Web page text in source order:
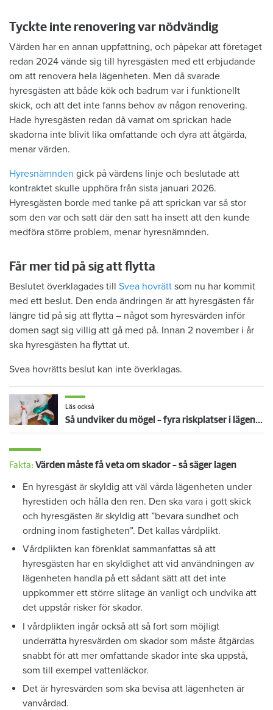
Tyckte inte renovering var nödvändig
Värden har en annan uppfattning, och påpekar att företaget
redan 2024 vände sig till hyresgästen med ett erbjudande
om att renovera hela lägenheten. Men då svarade
hyresgästen att både kök och badrum var i funktionellt
skick, och att det inte fanns behov av någon renovering.
Hade hyresgästen redan då varnat om sprickan hade
skadorna inte blivit lika omfattande och dyra att åtgärda,
menar värden.
Hyresnämnden gick på värdens linje och beslutade att
kontraktet skulle upphöra från sista januari 2026.
Hyresgästen borde med tanke på att sprickan var så stor
som den var och satt där den satt ha insett att den kunde
medföra större problem, menar hyresnämnden.
Får mer tid på sig att flytta
Beslutet överklagades till Svea hovrätt som nu har kommit
med ett beslut. Den enda ändringen är att hyresgästen får
längre tid på sig att flytta – något som hyresvärden inför
domen sagt sig villig att gå med på. Innan 2 november i år
ska hyresgästen ha flyttat ut.
Svea hovrätts beslut kan inte överklagas.
Läs också
Så undviker du mögel – fyra riskplatser i lägenheten: ”Måste städa bort”
Fakta: Värden måste få veta om skador – så säger lagen
En hyresgäst är skyldig att väl vårda lägenheten under
hyrestiden och hålla den ren. Den ska vara i gott skick
och hyresgästen är skyldig att ”bevara sundhet och
ordning inom fastigheten”. Det kallas vårdplikt.
Vårdplikten kan förenklat sammanfattas så att
hyresgästen har en skyldighet att vid användningen av
lägenheten handla på ett sådant sätt att det inte
uppkommer ett större slitage än vanligt och undvika att
det uppstår risker för skador.
I vårdplikten ingår också att så fort som möjligt
underrätta hyresvärden om skador som måste åtgärdas
snabbt för att mer omfattande skador inte ska uppstå,
som till exempel vattenläckor.
Det är hyresvärden som ska bevisa att lägenheten är
vanvårdad.